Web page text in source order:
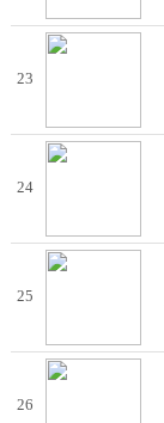
23
24
25
26